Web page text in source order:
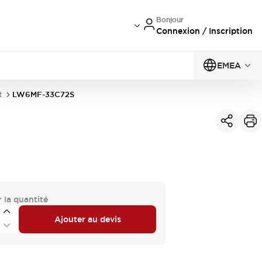
Bonjour
Connexion / Inscription
EMEA
LW6MF-33C72S
la quantité
Ajouter au devis